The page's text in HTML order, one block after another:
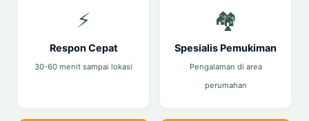
⚡
Respon Cepat
30-60 menit sampai lokasi
🏘️
Spesialis Pemukiman
Pengalaman di area
perumahan